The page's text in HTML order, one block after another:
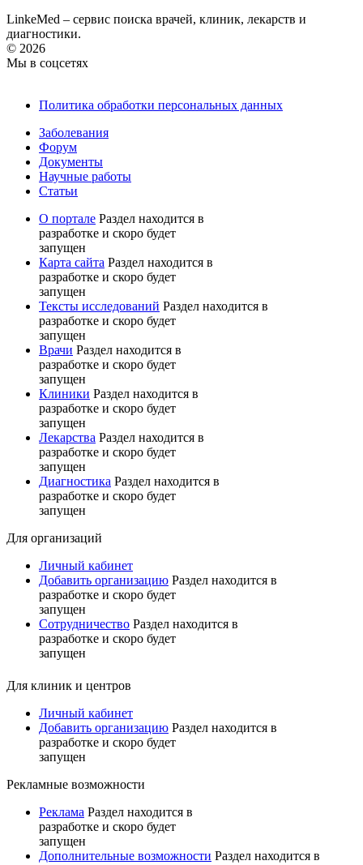
LinkeMed – сервис поиска врачей, клиник, лекарств и
диагностики.
© 2026
Мы в соцсетях
Политика обработки персональных данных
Заболевания
Форум
Документы
Научные работы
Статьи
О портале Раздел находится в
разработке и скоро будет
запущен
Карта сайта Раздел находится в
разработке и скоро будет
запущен
Тексты исследований Раздел находится в
разработке и скоро будет
запущен
Врачи Раздел находится в
разработке и скоро будет
запущен
Клиники Раздел находится в
разработке и скоро будет
запущен
Лекарства Раздел находится в
разработке и скоро будет
запущен
Диагностика Раздел находится в
разработке и скоро будет
запущен
Для организаций
Личный кабинет
Добавить организацию Раздел находится в
разработке и скоро будет
запущен
Сотрудничество Раздел находится в
разработке и скоро будет
запущен
Для клиник и центров
Личный кабинет
Добавить организацию Раздел находится в
разработке и скоро будет
запущен
Рекламные возможности
Реклама Раздел находится в
разработке и скоро будет
запущен
Дополнительные возможности Раздел находится в